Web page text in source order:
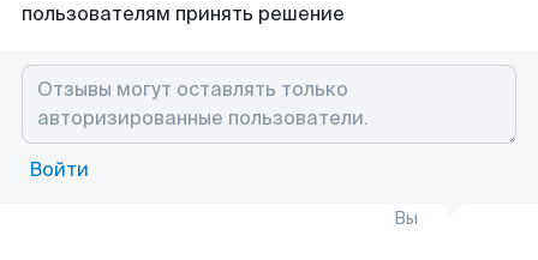
пользователям принять решение
Войти
Вы